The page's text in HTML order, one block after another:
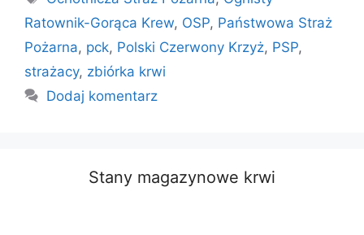
Ratownik-Gorąca Krew, OSP, Państwowa Straż
Pożarna, pck, Polski Czerwony Krzyż, PSP,
strażacy, zbiórka krwi
Dodaj komentarz
Stany magazynowe krwi